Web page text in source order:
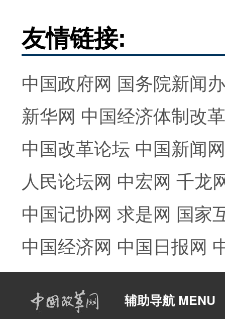
友情链接:
中国政府网 国务院新闻
新华网 中国经济体制改
中国改革论坛 中国新闻网
人民论坛网 中宏网 千龙
中国记协网 求是网 国家
中国经济网 中国日报网
辅助导航 MENU